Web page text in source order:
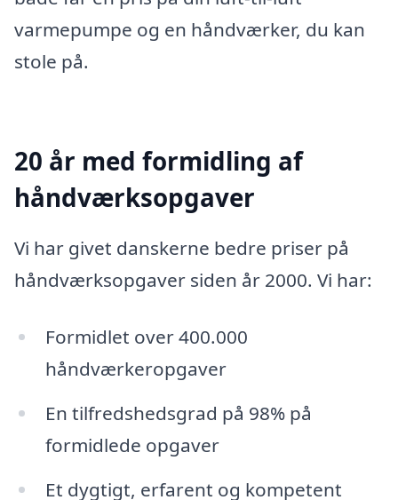
varmepumpe og en håndværker, du kan
stole på.
20 år med formidling af
håndværksopgaver
Vi har givet danskerne bedre priser på
håndværksopgaver siden år 2000. Vi har:
Formidlet over 400.000
håndværkeropgaver
En tilfredshedsgrad på 98% på
formidlede opgaver
Et dygtigt, erfarent og kompetent